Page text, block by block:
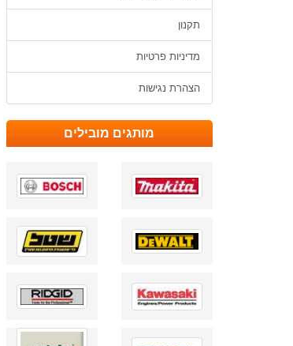
תקנון
מדיניות פרטיות
הצהרת נגישות
מותגים מובילים